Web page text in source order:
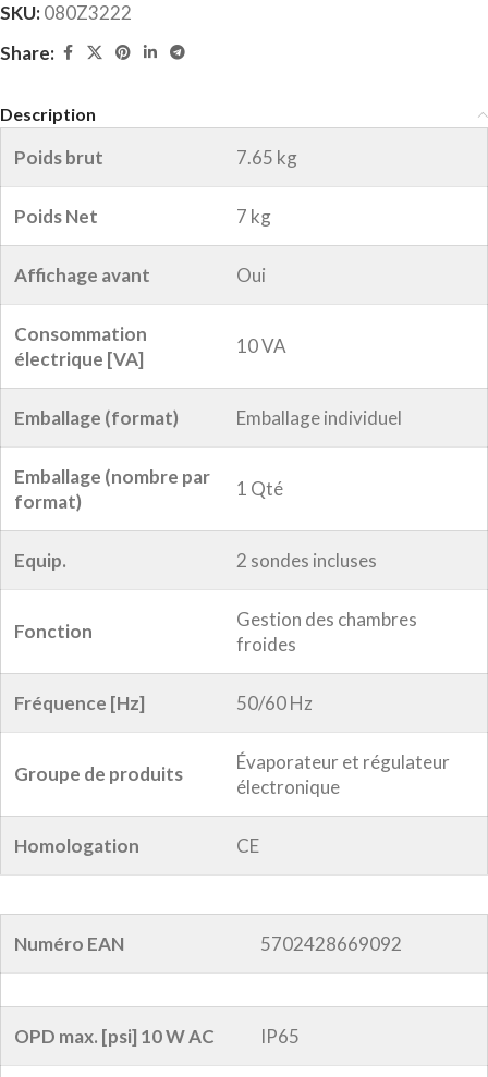
SKU:080Z3222
Share:
Description
Poids brut 7.65 kg
Poids Net 7 kg
Affichage avant Oui
Consommation
électrique [VA]
10 VA
Emballage (format) Emballage individuel
Emballage (nombre par
format)
1 Qté
Equip. 2 sondes incluses
Fonction
Gestion des chambres
froides
Fréquence [Hz] 50/60 Hz
Groupe de produits
Évaporateur et régulateur
électronique
Homologation CE
Numéro EAN 5702428669092
OPD max. [psi] 10 W AC IP65